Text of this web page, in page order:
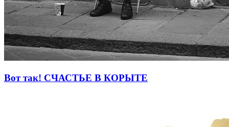
Вот так! СЧАСТЬЕ В КОРЫТЕ